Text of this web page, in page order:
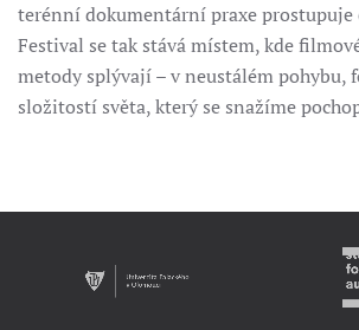
terénní dokumentární praxe prostupuje
Festival se tak stává místem, kde
metody splývají – v neustálém pohybu,
složitostí světa, který se snažíme